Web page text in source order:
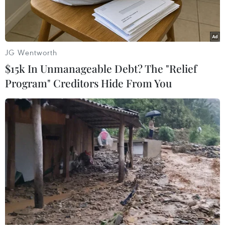
Người dân mua bột mỳ tại một khu chợ ở CH Chad. (Ảnh:
AFP/TTXVN)
Tổ chức Lương Nông Liên hợp quốc (FAO) ngày
8/4 cho biết giá lương thực thế giới đã đã ghi
nhận mức cao kỷ lục mới trong tháng 3 vừa
qua, trong bối cảnh căng thẳng Nga-Ukraine
JG Wentworth
$15k In Unmanageable Debt? The "Relief
Program" Creditors Hide From You